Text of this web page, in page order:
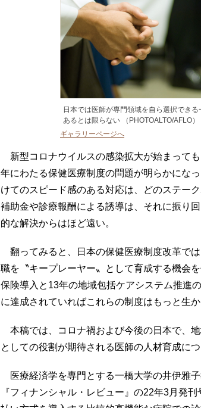
日本では医師が専門領域を自ら選択でき
あるとは限らない （PHOTOALTO/AFLO）
ギャラリーページへ
新型コロナウイルスの感染拡大が始まって
年にわたる保健医療制度の問題が明らかにな
けてのスピード感のある対応は、どのステー
補助金や診療報酬による誘導は、それに振り
的な解決からはほど遠い。
翻ってみると、日本の保健医療制度改革で
職を〝キープレーヤー〟として育成する機会
保険導入と13年の地域包括ケアシステム推進
に達成されていればこれらの制度はもっと生か
本稿では、コロナ禍および今後の日本で、
としての役割が期待される医師の人材育成につ
医療経済学を専門とする一橋大学の井伊雅
『フィナンシャル・レビュー』の22年3月発